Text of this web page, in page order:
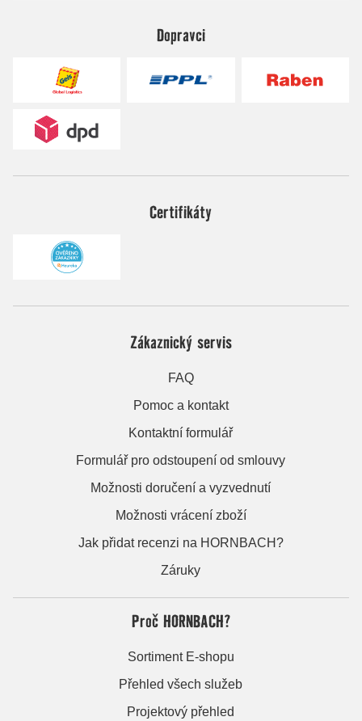
Dopravci
Certifikáty
Zákaznický servis
FAQ
Pomoc a kontakt
Kontaktní formulář
Formulář pro odstoupení od smlouvy
Možnosti doručení a vyzvednutí
Možnosti vrácení zboží
Jak přidat recenzi na HORNBACH?
Záruky
Proč HORNBACH?
Sortiment E-shopu
Přehled všech služeb
Projektový přehled